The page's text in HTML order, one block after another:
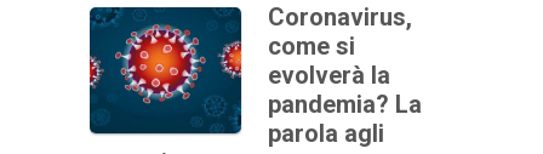
Coronavirus,
come si
evolverà la
pandemia? La
parola agli